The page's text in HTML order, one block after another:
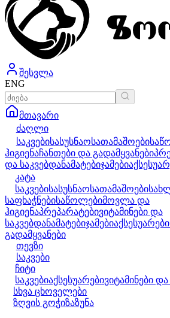
შესვლა
ENG
მთავარი
ძაღლი
საკვებისასუსნაოსათამაშოები
ჰიგიენაჩანთები და გადამყვანები
და საკვებდანამატებიჯამები
კატა
საკვებისასუსნაოსათამაშოები
საფხაჭნებისაწოლებიმოვლა და
ჰიგიენაპრეპარატებივიტამინები და
საკვებდანამატებიჯამებიაქსესუარები
გადამყვანები
თევზი
საკვები
ჩიტი
საკვებიაქსესუარებივიტამინები
სხვა ცხოველები
ზღვის გოჭიზაზუნა